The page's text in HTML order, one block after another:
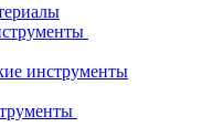
инструменты